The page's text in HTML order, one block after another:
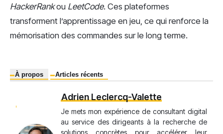
HackerRankou LeetCode. Ces plateformes
transforment l’apprentissage en jeu, ce qui renforce la
mémorisation des commandes sur le long terme.
À propos Articles récents
Adrien Leclercq-Valette
Je mets mon expérience de consultant digital
au service des dirigeants à la recherche de
solutions concrètes pour accélérer leur